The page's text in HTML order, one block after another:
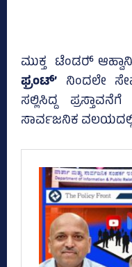
ಮುಕ್ತ ಟೆಂಡರ್‍‌
ಫ್ರಂಟ್‌’ ನಿಂದಲೇ
ಸಲ್ಲಿಸಿದ್ದ
ಸಾರ್ವಜನಿಕ ವಲಯದಲ್ಲಿ